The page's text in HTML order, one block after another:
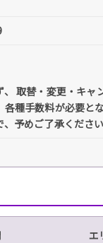
取替・変更・キャ
種手数料が必要とな
予めご了承ください
エ